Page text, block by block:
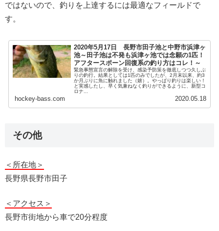
ではないので、釣りを上達するには最適なフィールドで
す。
2020年5月17日 長野市田子池と中野市浜津ヶ
池～田子池は不発も浜津ヶ池では念願の1匹！
アフタースポーン回復系の釣り方はコレ！～
緊急事態宣言の解除を受け、感染予防策を徹底しつつ久しぶ
りの釣行。結果としては1匹のみでしたが、2月末以来、約3
か月ぶりに魚に触れました（嬉）。やっぱり釣りは楽しい！
と実感したし、早く気兼ねなく釣りができるように、新型コ
ロナ...
hockey-bass.com 2020.05.18
その他
＜所在地＞
長野県長野市田子
＜アクセス＞
長野市街地から車で20分程度